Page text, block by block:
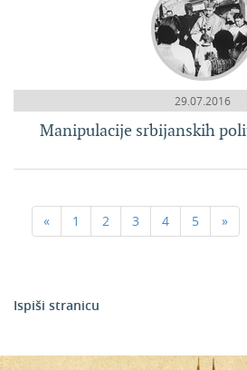
29.07.2016
Manipulacije srbijanskih
« 1 2 3 4 5 »
Ispiši stranicu